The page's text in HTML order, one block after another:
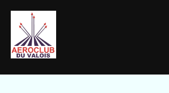
contenu